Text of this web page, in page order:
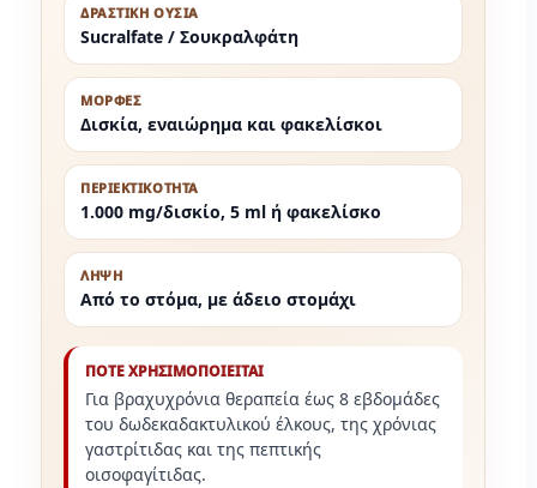
ΔΡΑΣΤΙΚΗ ΟΥΣΙΑ
Sucralfate / Σουκραλφάτη
ΜΟΡΦΕΣ
Δισκία, εναιώρημα και φακελίσκοι
ΠΕΡΙΕΚΤΙΚΟΤΗΤΑ
1.000 mg/δισκίο, 5 ml ή φακελίσκο
ΛΗΨΗ
Από το στόμα, με άδειο στομάχι
ΠΟΤΕ ΧΡΗΣΙΜΟΠΟΙΕΙΤΑΙ
Για βραχυχρόνια θεραπεία έως 8 εβδομάδες
του δωδεκαδακτυλικού έλκους, της χρόνιας
γαστρίτιδας και της πεπτικής
οισοφαγίτιδας.